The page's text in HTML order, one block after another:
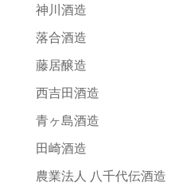
神川酒造
落合酒造
藤居醸造
西吉田酒造
青ヶ島酒造
田崎酒造
農業法人 八千代伝酒造